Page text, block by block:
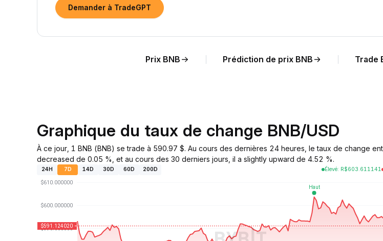
Demander à TradeGPT
Prix BNB Prédiction de prix BNB Trade
Graphique du taux de change BNB/USD
À ce jour, 1 BNB (BNB) se trade à 590.97 $. Au cours des dernières 24 heures, le taux de change
decreased de 0.05 %, et au cours des 30 derniers jours, il a slightly upward de 4.52 %.
24H 7D 14D 30D 60D 200D Élevé: R$603.611141